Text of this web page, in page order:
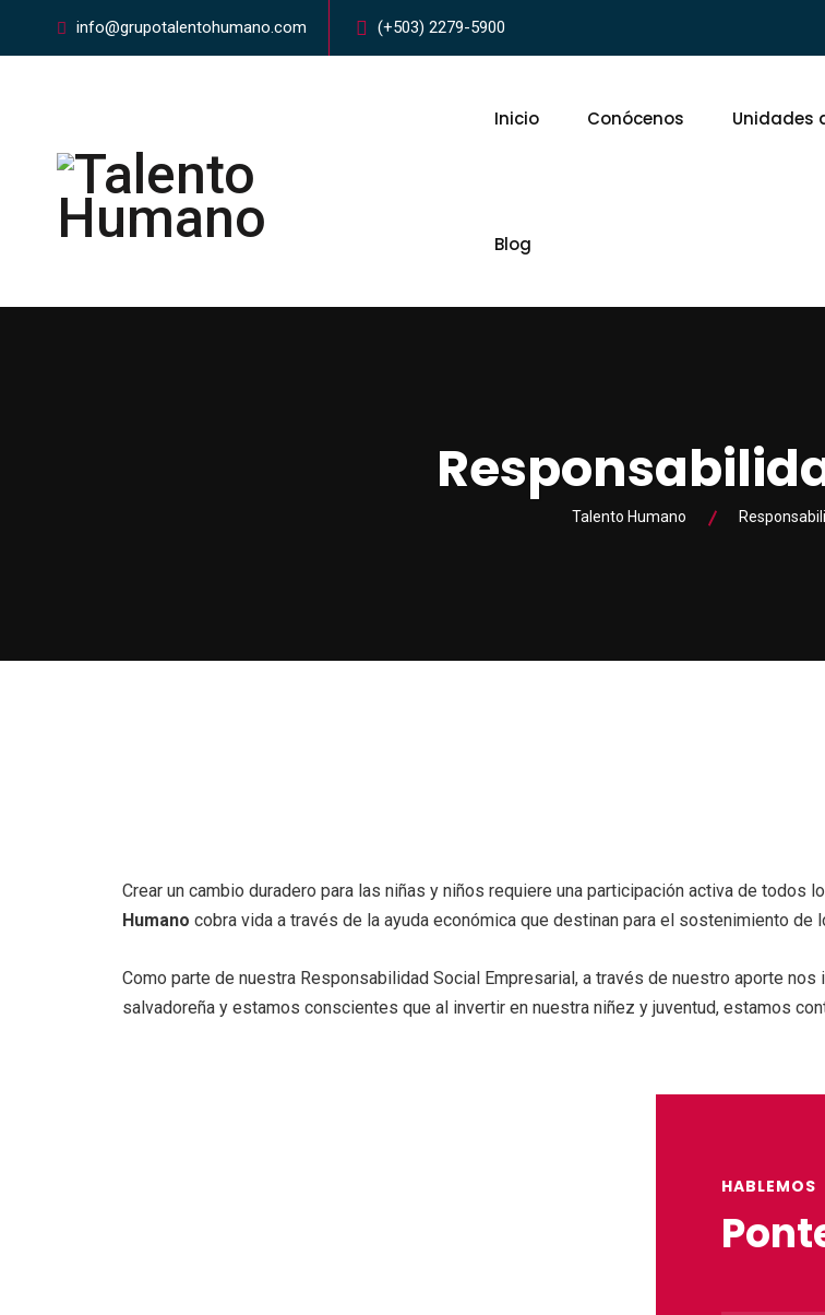
info@grupotalentohumano.com (+503) 2279-5900
Inicio Conócenos Unidades
Blog
Talento Humano
Crear un cambio duradero para las niñas y niños requiere una participación activa de todos
Humano cobra vida a través de la ayuda económica que destinan para el sostenimiento de
Como parte de nuestra Responsabilidad Social Empresarial, a través de nuestro aporte
salvadoreña y estamos conscientes que al invertir en nuestra niñez y juventud, estamos
HABLEMOS